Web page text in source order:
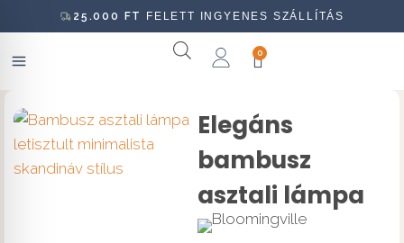
25.000 FT FELETT INGYENES SZÁLLÍTÁS
0
Elegáns
bambusz
asztali lámpa